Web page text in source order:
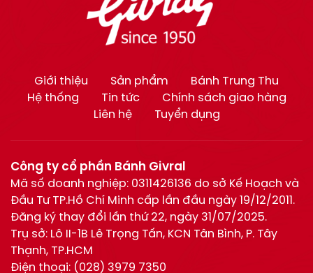
Giới thiệu Sản phẩm
Bánh Trung Thu
Hệ thống
Tin tức
Chính sách giao hàng
Liên hệ
Tuyển dụng
Công ty cổ phần Bánh Givral
Mã số doanh nghiệp: 0311426136 do sở Kế Hoạch và
Đầu Tư TP.Hồ Chí Minh cấp lần đầu ngày 19/12/2011.
Đăng ký thay đổi lần thứ 22, ngày 31/07/2025.
Trụ sở: Lô II-1B Lê Trọng Tấn, KCN Tân Bình, P. Tây
Thạnh, TP.HCM
Điện thoại: (028) 3979 7350